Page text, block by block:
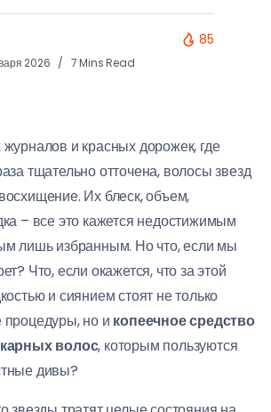
2026 7 Mins Read
85
и красных дорожек, где
тщательно отточена, волосы звезд
Их блеск, объем,
– все это кажется недостижимым
лишь избранным. Но что, если мы
Что, если окажется, что за этой
и сиянием стоят не только
но и копеечное средство
волос, которым пользуются
дивы?